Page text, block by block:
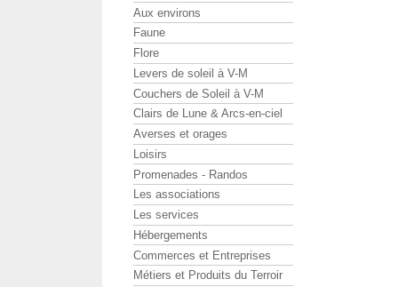
Aux environs
Faune
Flore
Levers de soleil à V-M
Couchers de Soleil à V-M
Clairs de Lune & Arcs-en-ciel
Averses et orages
Loisirs
Promenades - Randos
Les associations
Les services
Hébergements
Commerces et Entreprises
Métiers et Produits du Terroir